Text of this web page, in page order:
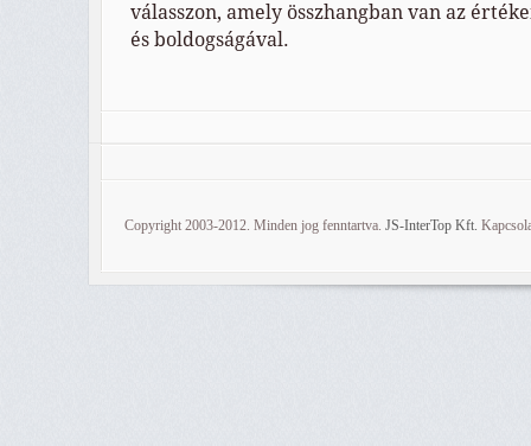
válasszon, amely összhangban van az
és boldogságával.
Copyright 2003-2012. Minden jog fenntartva. JS-InterTop Kft.